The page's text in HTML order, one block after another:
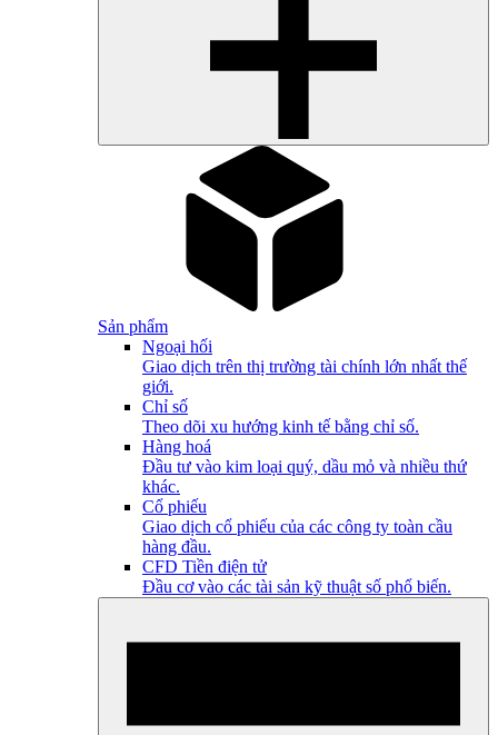
Sản phẩm
Ngoại hối
Giao dịch trên thị trường tài chính lớn nhất thế
giới.
Chỉ số
Theo dõi xu hướng kinh tế bằng chỉ số.
Hàng hoá
Đầu tư vào kim loại quý, dầu mỏ và nhiều thứ
khác.
Cổ phiếu
Giao dịch cổ phiếu của các công ty toàn cầu
hàng đầu.
CFD Tiền điện tử
Đầu cơ vào các tài sản kỹ thuật số phổ biến.